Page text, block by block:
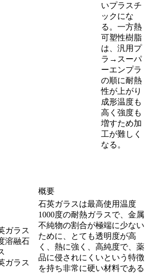
いプラスチ
ックにな
る。一方熱
可塑性樹脂
は、汎用プ
ラ→スーパ
ーエンプラ
の順に耐熱
性が上がり
成形温度も
高く強度も
増すため加
工が難しく
なる。
概要
ガラス
溶融石
ガラス
石英ガラスは最高使用温度
1000度の耐熱ガラスで、金属
不純物の割合が極端に少ない
ために、とても透明度が高
く、熱に強く、高純度で、薬
品に侵されにくいという特徴
を持ち非常に硬い材料である